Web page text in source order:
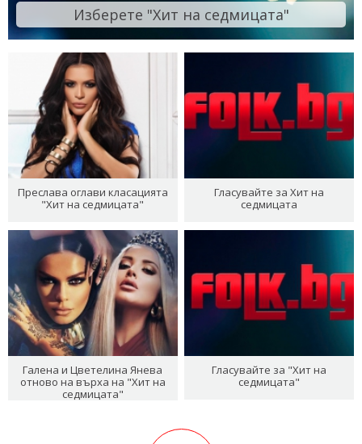
Изберете "Хит на седмицата"
Преслава оглави класацията
"Хит на седмицата"
Гласувайте за Хит на
седмицата
Галена и Цветелина Янева
отново на върха на "Хит на
седмицата"
Гласувайте за "Хит на
седмицата"